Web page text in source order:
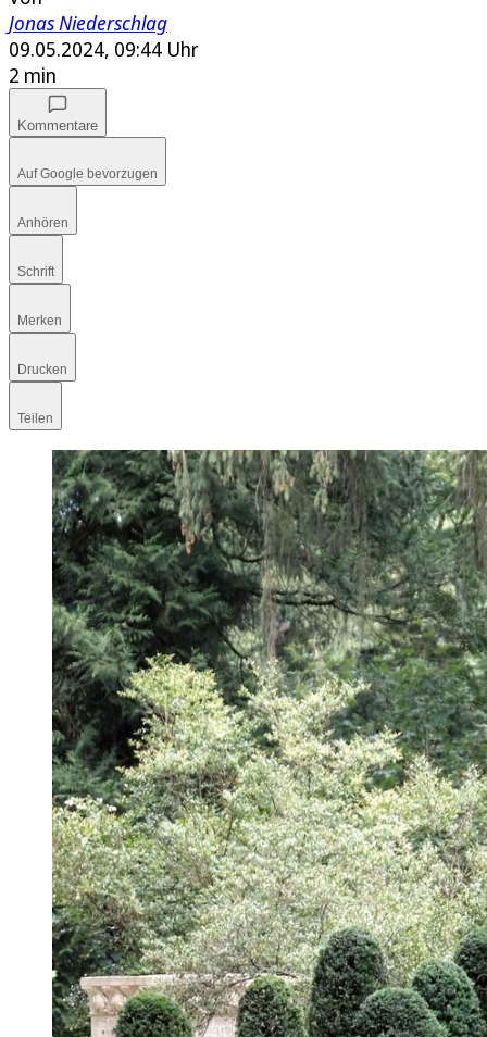
Jonas Niederschlag
09.05.2024, 09:44 Uhr
2 min
Kommentare
Auf Google bevorzugen
Anhören
Schrift
Merken
Drucken
Teilen